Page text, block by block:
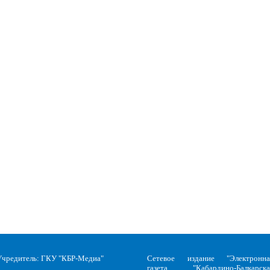
ГКУ "КБР-Медиа"
Сетевое издание
газета "Кабардино-